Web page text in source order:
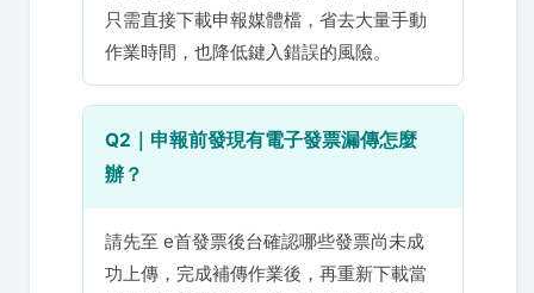
只需直接下載申報媒體檔，省去大量手動
作業時間，也降低鍵入錯誤的風險。
Q2｜申報前發現有電子發票漏傳怎麼
辦？
請先至 e首發票後台確認哪些發票尚未成
功上傳，完成補傳作業後，再重新下載當